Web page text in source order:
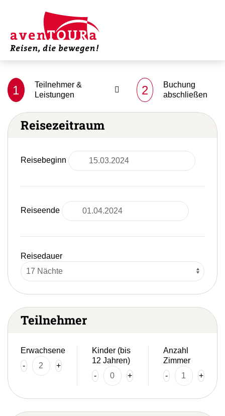
1
Teilnehmer &
Leistungen
2
Buchung
abschließen
Reisezeitraum
Reisebeginn
Reiseende
Reisedauer
Teilnehmer
Erwachsene
-
+
Kinder (bis
12 Jahren)
-
+
Anzahl
Zimmer
-
+